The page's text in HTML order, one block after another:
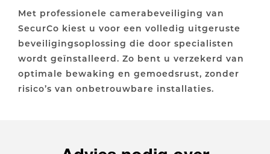
Met professionele camerabeveiliging van
SecurCo kiest u voor een volledig uitgeruste
beveiligingsoplossing die door specialisten
wordt geïnstalleerd. Zo bent u verzekerd van
optimale bewaking en gemoedsrust, zonder
risico’s van onbetrouwbare installaties.